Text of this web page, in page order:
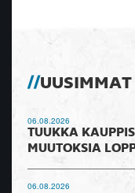
UUSIMMAT
06.08.2026
TUUKKA
MUUTOKSIA
06.08.2026